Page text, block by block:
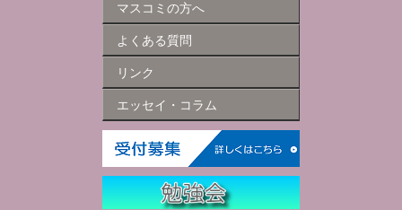
マスコミの方へ
よくある質問
リンク
エッセイ・コラム